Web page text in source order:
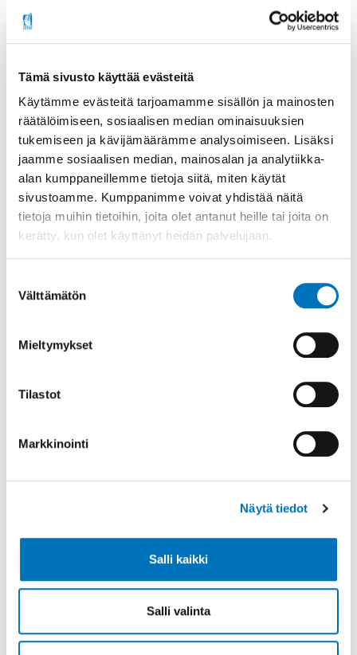
Tämä sivusto käyttää evästeitä
Käytämme evästeitä tarjoamamme sisällön ja mainosten
räätälöimiseen, sosiaalisen median ominaisuuksien
tukemiseen ja kävijämäärämme analysoimiseen. Lisäksi
jaamme sosiaalisen median, mainosalan ja analytiikka-
alan kumppaneillemme tietoja siitä, miten käytät
sivustoamme. Kumppanimme voivat yhdistää näitä
tietoja muihin tietoihin, joita olet antanut heille tai joita on
kerätty, kun olet käyttänyt heidän palvelujaan.
valinta
Välttämätön
Mieltymykset
Tilastot
Markkinointi
Näytä tiedot
Salli kaikki
Salli valinta
Päättyy:
noudatamme
Niillä
haluamme luoda rakentavaa ja toisia kunnioittavaa
keskustelua, sekä avointa ilmapiiriä.
Jaa sosiaalisessa mediassa